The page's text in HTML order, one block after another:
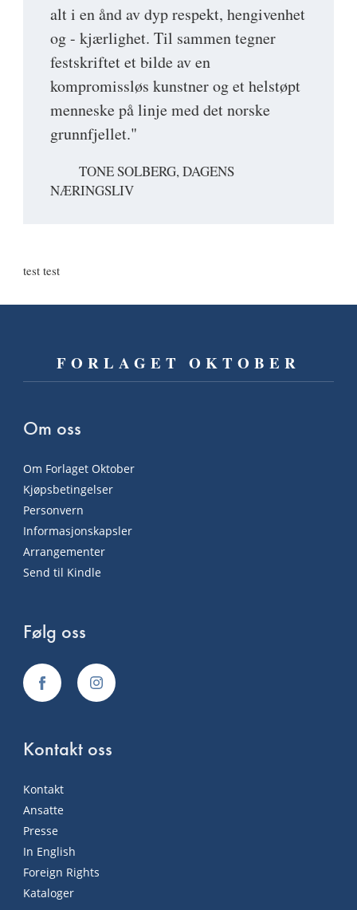
alt i en ånd av dyp respekt, hengivenhet
og - kjærlighet. Til sammen tegner
festskriftet et bilde av en
kompromissløs kunstner og et helstøpt
menneske på linje med det norske
grunnfjellet."
TONE SOLBERG, DAGENS
NÆRINGSLIV
test test
FORLAGET OKTOBER
Om oss
Om Forlaget Oktober
Kjøpsbetingelser
Personvern
Informasjonskapsler
Arrangementer
Send til Kindle
Følg oss
Kontakt oss
Kontakt
Ansatte
Presse
In English
Foreign Rights
Kataloger